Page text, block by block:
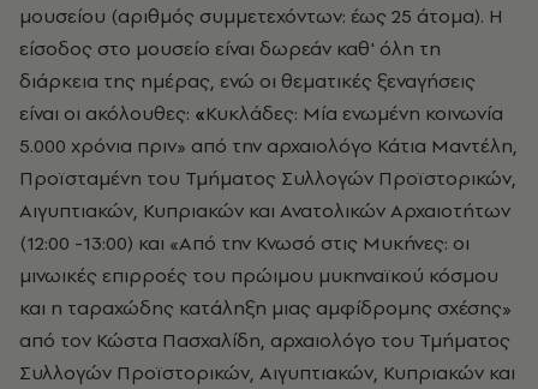
μουσείου (αριθμός συμμετεχόντων: έως 25 άτομα). Η
είσοδος στο μουσείο είναι δωρεάν καθ' όλη τη
διάρκεια της ημέρας, ενώ οι θεματικές ξεναγήσεις
είναι οι ακόλουθες: «Κυκλάδες: Μία ενωμένη κοινωνία
5.000 χρόνια πριν» από την αρχαιολόγο Κάτια Μαντέλη,
Προϊσταμένη του Τμήματος Συλλογών Προϊστορικών,
Αιγυπτιακών, Κυπριακών και Ανατολικών Αρχαιοτήτων
(12:00 -13:00) και «Από την Κνωσό στις Μυκήνες: οι
μινωικές επιρροές του πρώιμου μυκηναϊκού κόσμου
και η ταραχώδης κατάληξη μιας αμφίδρομης σχέσης»
από τον Κώστα Πασχαλίδη, αρχαιολόγο του Τμήματος
Συλλογών Προϊστορικών, Αιγυπτιακών, Κυπριακών και